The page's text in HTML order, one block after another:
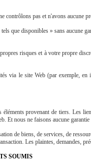
contrôlons pas et n'avons aucune
que disponibles » sans
risques et à votre propre
via le site Web (par exemple,
provenant de tiers. Les
Et nous ne faisons aucune
de biens, de services, de
Les plaintes, demandes,
SOUMIS